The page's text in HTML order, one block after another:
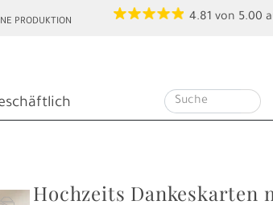
PRODUKTION 4.81 von 5.00
Hochzeits Dankeskarten